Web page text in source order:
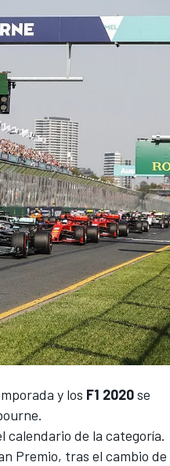
y los F1 2020se
calendario de la categoría.
Premio, tras el cambio de